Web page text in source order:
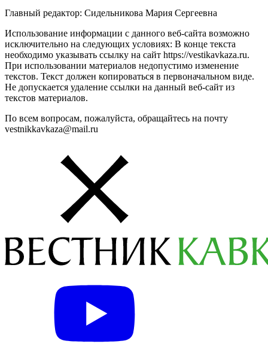
Главный редактор: Сидельникова Мария Сергеевна
Использование информации с данного веб-сайта возможно
исключительно на следующих условиях: В конце текста
необходимо указывать ссылку на сайт https://vestikavkaza.ru.
При использовании материалов недопустимо изменение
текстов. Текст должен копироваться в первоначальном виде.
Не допускается удаление ссылки на данный веб-сайт из
текстов материалов.
По всем вопросам, пожалуйста, обращайтесь на почту
vestnikkavkaza@mail.ru